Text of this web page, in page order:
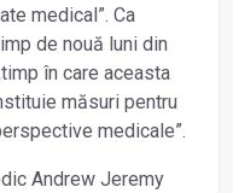
medical”. Ca
de nouă luni din
în care aceasta
măsuri pentru
medicale”.
Andrew Jeremy